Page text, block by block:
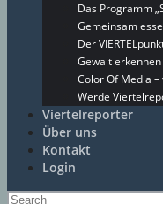
Das Programm
Gemeinsam
Der
Gewalt
Color Of Media
Werde
Viertelreporter
Über uns
Kontakt
Login